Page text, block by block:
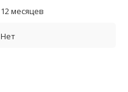
12 месяцев
Нет